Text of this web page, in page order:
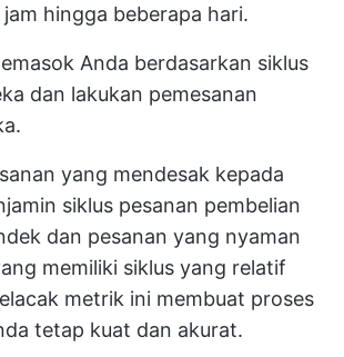
hingga beberapa hari.
Anda berdasarkan siklus
dan lakukan pemesanan
yang mendesak kepada
siklus pesanan pembelian
dan pesanan yang nyaman
memiliki siklus yang relatif
metrik ini membuat proses
tetap kuat dan akurat.